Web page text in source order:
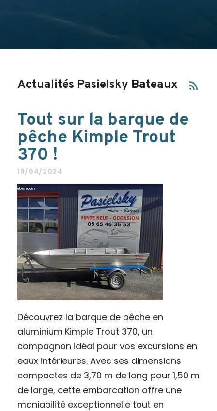
rss_feed
Actualités Pasielsky Bateaux
Tout sur la barque de
pêche Kimple Trout
370 !
19/04/2024
Découvrez la barque de pêche en
aluminium Kimple Trout 370, un
compagnon idéal pour vos excursions en
eaux intérieures. Avec ses dimensions
compactes de 3,70 m de long pour 1,50 m
de large, cette embarcation offre une
maniabilité exceptionnelle tout en